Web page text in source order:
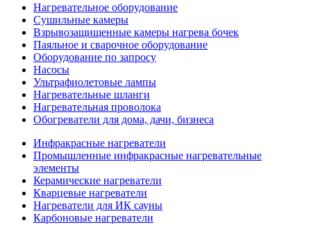
Нагревательное оборудование
Сушильные камеры
Взрывозащищенные камеры нагрева бочек
Паяльное и сварочное оборудование
Оборудование по запросу
Насосы
Ультрафиолетовые лампы
Нагревательные шланги
Нагревательная проволока
Обогреватели для дома, дачи, бизнеса
Инфракрасные нагреватели
Промышленные инфракрасные нагревательные
элементы
Керамические нагреватели
Кварцевые нагреватели
Нагреватели для ИК сауны
Карбоновые нагреватели